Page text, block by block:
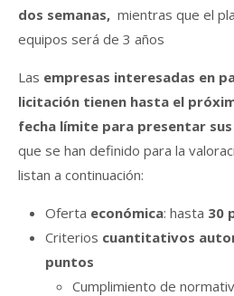
dos semanas, mientras que el
equipos será de 3 años
Las empresas interesadas en
licitación tienen hasta el
fecha límite para presentar
que se han definido para la
listan a continuación:
Oferta económica: hasta 30
Criterios cuantitativos
puntos
Cumplimiento de